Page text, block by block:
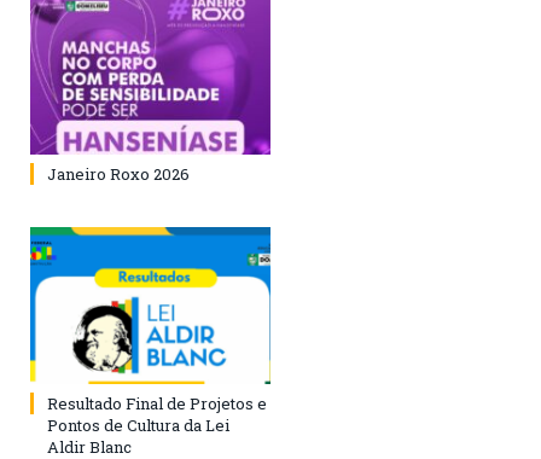
Janeiro Roxo 2026
Resultado Final de Projetos e
Pontos de Cultura da Lei
Aldir Blanc